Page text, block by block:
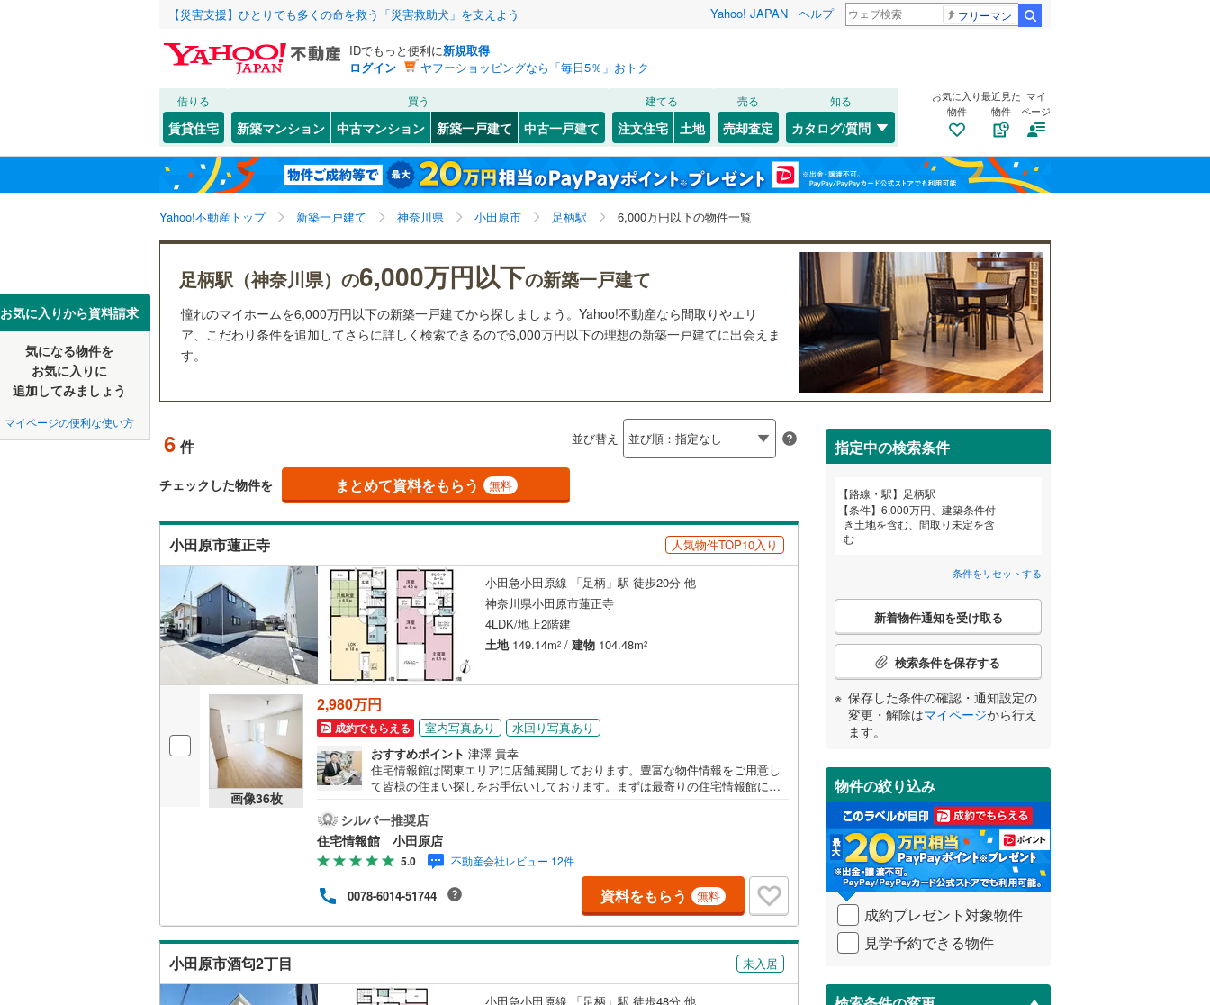
【災害支援】ひとりでも多くの命を救う「災害救助犬」を支えよう Yahoo! JAPAN ヘルプ フリーマン
IDでもっと便利に新規取得
ログイン
ヤフーショッピングなら「毎日5％」おトク
借りる
賃貸住宅
買う
新築マンション 中古マンション 新築一戸建て 中古一戸建て
建てる
注文住宅 土地
売る
売却査定
知る
カタログ/質問
お気に入り
物件
最近見た
物件
マイ
ページ
Yahoo!不動産トップ 新築一戸建て 神奈川県 小田原市 足柄駅 6,000万円以下の物件一覧
お気に入りから資料請求
気になる物件を
お気に入りに
追加してみましょう
マイページの便利な使い方
足柄駅（神奈川県）の6,000万円以下の新築一戸建て
憧れのマイホームを6,000万円以下の新築一戸建てから探しましょう。Yahoo!不動産なら間取りやエリ
ア、こだわり条件を追加してさらに詳しく検索できるので6,000万円以下の理想の新築一戸建てに出会えま
す。
6 件 並び替え
チェックした物件を まとめて資料をもらう 無料
小田原市蓮正寺 人気物件TOP10入り
小田急小田原線 「足柄」駅 徒歩20分 他
神奈川県小田原市蓮正寺
4LDK/地上2階建
土地149.14m2 / 建物 104.48m2
画像36枚
2,980万円
成約でもらえる 室内写真あり
水回り写真あり
おすすめポイント 津澤 貴幸
住宅情報館は関東エリアに店舗展開しております。豊富な物件情報をご用意し
て皆様の住まい探しをお手伝いしております。まずは最寄りの住宅情報館にお
の試算やご購入の際にかかる諸費用の概算も行っております。しっかりとした
資金計画のアドバイスをさせて頂きますので、お気軽にご相談ください。
シルバー推奨店
住宅情報館 小田原店
5.0 不動産会社レビュー 12件
0078-6014-51744 資料をもらう 無料
小田原市酒匂2丁目 未入居
小田急小田原線 「足柄」駅 徒歩48分 他
指定中の検索条件
路線・駅
足柄駅
条件
6,000万円、建築条件付
き土地を含む、間取り未定を含
む
条件をリセットする
こ
検
条
件
受
け
取
る
・
条
件
を
イ
ペ
ジ
に
新着物件通知を受け取る
検索条件を保存する
保存した条件の確認・通知設定の
変更・解除はマイページから行え
ます。
物件の絞り込み
成約プレゼント対象物件
見学予約できる物件
北海道 北海道
東北 青森 岩手 宮城 秋田 山形 福島
関東 東京 神奈川 埼玉 千葉 茨城
長野 富山
東海 愛知 岐阜 静岡 三重
和歌山
中国 鳥取 島根 岡山 広島 山口
高知
福岡 佐賀 長崎 鹿児島 沖縄
該当物件 0件 この条件で検索する 条件をリセットする
該当物件 0件 この条件で検索する 条件をリセットする
該当物件 0件 この条件で検索する 条件をリセットする
JR 函館本線(3) 札沼線(1) 千歳線(1)
石勝線(0) 室蘭本線(0) 日高本線(0)
根室本線(0) 富良野線(0) 宗谷本線(0)
石北本線
(0) 釧網本線(0)
常磐線(1,175) 水郡線(240) 川越線(748)
高崎線(1,375) 上越線(265 吾妻線 (50)
両毛線(350) 水戸線(96) 日光線(196)
仙石線(261)
大船渡線(17)
釜石線(6)
花輪線 (0) 八戸線(4)
大湊線(0)
陸羽西線(0)
左沢線
男鹿線( ) 五能線(0)
羽越本線 (5) 信越本線(117)
飯山線( ) 越後線(21 弥彦線(0)
湘南新宿ライン（宇都宮～逗子）
(1,905)
湘南新宿ライン（前橋～小田原）
総武本線(543)
外房線(230) 内房線 京葉線(166
成田線(227) 鹿島線( 6) 久留里線(140)
山手線(7)
南武線( 457) 武蔵野線(1,975)
横浜線 (1,893 横須賀線(627 )
相模線(1,520) 中央本線（JR東日本）(1,192 ) 青梅線
五日市線(243) 八高線(1,042) 小海線(10)
該当物件 0件 この条件で検索する 条件をリセットする
(0) (0) (0) (0) (0) (0) (0) 梅ケ丘 (0) (0) (0)
祖師ケ谷大蔵 ( (5) (14) (5) (15 ) 向ケ丘遊園 新百合ケ丘
(95
(52)
(101) (125) (330) (353) (197) (164) (150) (298) (137) (172) (72) (110)
(37 46) (91) (90 )
該当物件 0件 この条件で検索する 条件をリセットする
こだわり条件 設備
床暖房（0） オール電化（0） トイレ２か所（5）
駐車場2台以上（4） ビルトインガレージ（0） 太陽光発電システム（0）
ＴＶモニタ付インターホン
（5）
防犯カメラ（2 ）
配置、向き、建ち方、日当たり
前道6m以上 （1） 角地（0） 0）
LD
（0）
（2）
設計住宅性能評価付き
（2）
住宅性能評価付き
長期優良住宅（0）
大規模（総区画数50戸以上）
立地
最寄りの駅が始発駅 小学校まで1km以内（ 3）
間取り、居室全体
吹き抜け（0） バリアフリー住宅（0） 間取り変更可能（
二世帯向け（0 3階建て以上（0 ）
サービスルーム（納戸）（0）
キッチン
独立型キッチン（0） 対面キッチン（5）
浴室
該当物件 0件 この条件で検索する 条件をリセットする
検索条件を保存しました
この検索条件の新着物件通知は、 マイページから設定できます。
保存した条件を見る
足柄駅、6,000万円、建築条件付き土地を含む、間取り
未定を含む
検索条件を保存する
閉じる お気に入りリストを見る
閉じる
閉じる お気に入りリストを見る
閉じる